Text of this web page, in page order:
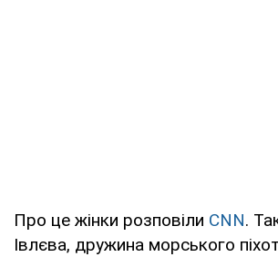
Про це жінки розповіли CNN.
Івлєва, дружина морського